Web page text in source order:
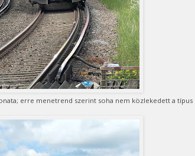
erre menetrend szerint soha nem közlekedett a típus